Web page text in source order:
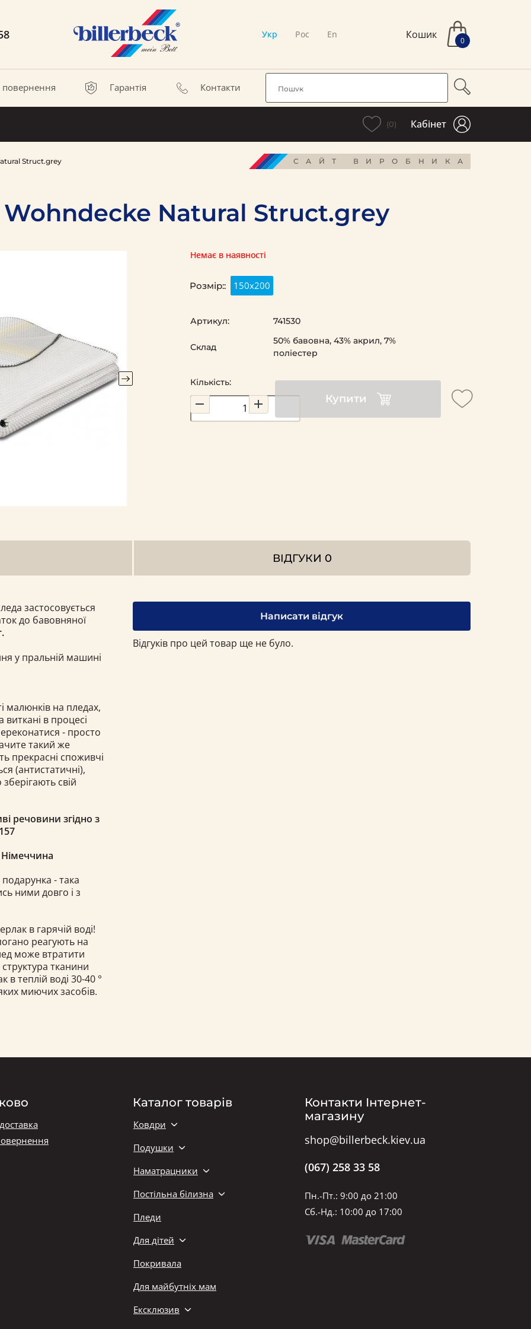
Укр Рос En Кошик 0
повернення Гарантія Контакти
(0) Кабінет
Struct.grey САЙТ ВИРОБНИКА
Natural Struct.grey
Немає в наявності
Розмір:: 150х200
Кількість:
Купити
Артикул: 741530
Склад
50% бавовна, 43% акрил, 7%
поліестер
ВІДГУКИ 0
застосовується
до бавовняної
у пральній машині
малюнків на пледах,
виткані в процесі
- просто
такий же
прекрасні споживчі
(антистатичні),
свій
речовини згідно з
подарунка - така
ними довго і з
в гарячій воді!
реагують на
може втратити
тканини
теплій воді 30-40 °
миючих засобів.
Написати відгук
Відгуків про цей товар ще не було.
Каталог товарів
Ковдри
Подушки
Наматрацники
Постільна білизна
Пледи
Для дітей
Покривала
Для майбутніх мам
Ексклюзив
Контакти Інтернет-
магазину
shop@billerbeck.kiev.ua
(067) 258 33 58
Пн.-Пт.: 9:00 до 21:00
Сб.-Нд.: 10:00 до 17:00